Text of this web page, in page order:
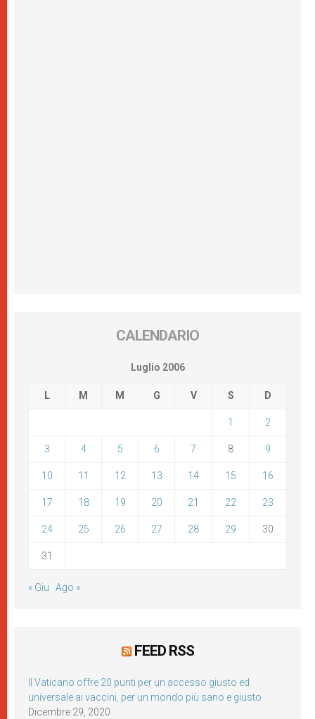
CALENDARIO
Luglio 2006
L M M G V S D
1 2
3 4 5 6 7 8 9
10 11 12 13 14 15 16
17 18 19 20 21 22 23
24 25 26 27 28 29 30
31
« Giu Ago »
FEED RSS
Il Vaticano offre 20 punti per un accesso giusto ed
universale ai vaccini, per un mondo più sano e giusto
Dicembre 29, 2020